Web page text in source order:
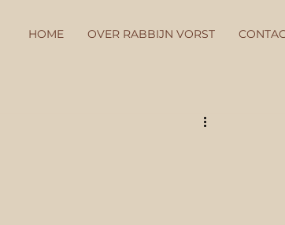
HOME OVER RABBIJN VORST